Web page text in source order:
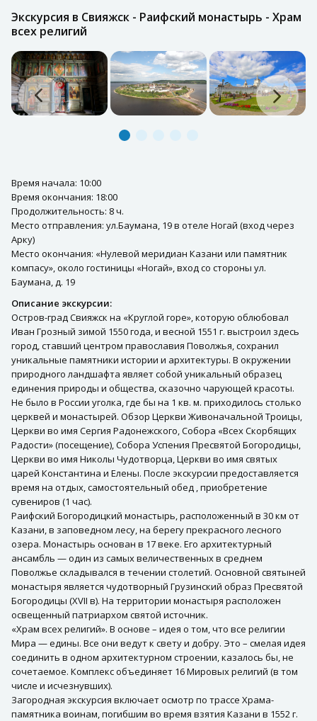
Экскурсия в Свияжск - Раифский монастырь - Храм
всех религий
Время начала: 10:00
Время окончания: 18:00
Продолжительность: 8 ч.
Место отправления: ул.Баумана, 19 в отеле Ногай (вход через
Арку)
Место окончания: «Нулевой меридиан Казани или памятник
компасу», около гостиницы «Ногай», вход со стороны ул.
Баумана, д. 19
Описание экскурсии:
Остров-град Свияжск на «Круглой горе», которую облюбовал
Иван Грозный зимой 1550 года, и весной 1551 г. выстроил здесь
город, ставший центром православия Поволжья, сохранил
уникальные памятники истории и архитектуры. В окружении
природного ландшафта являет собой уникальный образец
единения природы и общества, сказочно чарующей красоты.
Не было в России уголка, где бы на 1 кв. м. приходилось столько
церквей и монастырей. Обзор Церкви Живоначальной Троицы,
Церкви во имя Сергия Радонежского, Собора «Всех Скорбящих
Радости» (посещение), Собора Успения Пресвятой Богородицы,
Церкви во имя Николы Чудотворца, Церкви во имя святых
царей Константина и Елены. После экскурсии предоставляется
время на отдых, самостоятельный обед , приобретение
сувениров (1 час).
Раифский Богородицкий монастырь, расположенный в 30 км от
Казани, в заповедном лесу, на берегу прекрасного лесного
озера. Монастырь основан в 17 веке. Его архитектурный
ансамбль — один из самых величественных в среднем
Поволжье складывался в течении столетий. Основной святыней
монастыря является чудотворный Грузинский образ Пресвятой
Богородицы (XVII в). На территории монастыря расположен
освещенный патриархом святой источник.
«Храм всех религий». В основе – идея о том, что все религии
Мира — едины. Все они ведут к свету и добру. Это – смелая идея
соединить в одном архитектурном строении, казалось бы, не
сочетаемое. Комплекс объединяет 16 Мировых религий (в том
числе и исчезнувших).
Загородная экскурсия включает осмотр по трассе Храма-
памятника воинам, погибшим во время взятия Казани в 1552 г.